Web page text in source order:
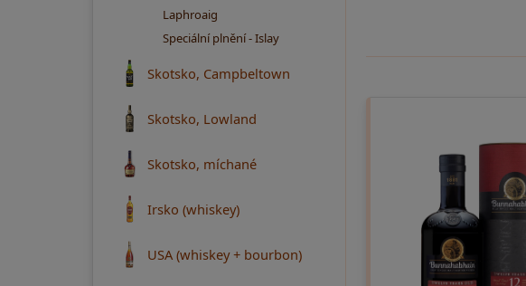
Laphroaig
Speciální plnění - Islay
Skotsko, Campbeltown
Skotsko, Lowland
Skotsko, míchané
Irsko (whiskey)
USA (whiskey + bourbon)